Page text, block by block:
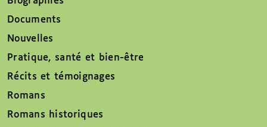
Documents
Nouvelles
Pratique, santé et bien-être
Récits et témoignages
Romans
Romans historiques